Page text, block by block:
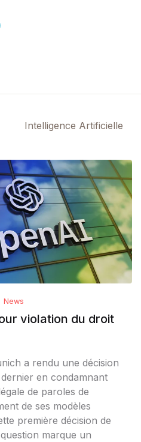
Intelligence Artificielle
News
violation du droit
a rendu une décision
en condamnant
de paroles de
de ses modèles
première décision de
marque un